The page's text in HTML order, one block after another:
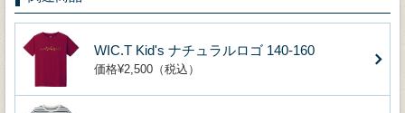
WIC.T Kid's ナチュラルロゴ 140-160
価格¥2,500（税込）